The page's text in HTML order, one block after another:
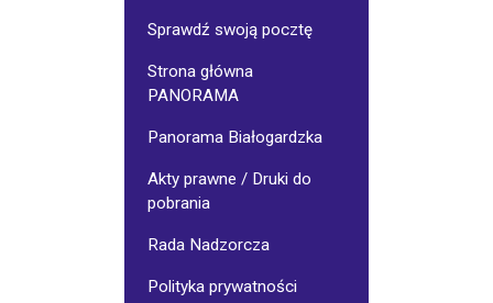
Sprawdź swoją pocztę
Strona główna
PANORAMA
Panorama Białogardzka
Akty prawne / Druki do
pobrania
Rada Nadzorcza
Polityka prywatności